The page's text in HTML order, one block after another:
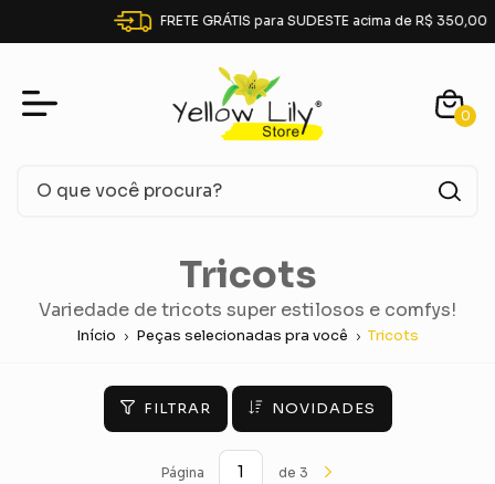
FRETE GRÁTIS para SUDESTE acima de R$ 350,00
0
Tricots
Variedade de tricots super estilosos e comfys!
Início Peças selecionadas pra você Tricots
FILTRAR NOVIDADES
Página de 3